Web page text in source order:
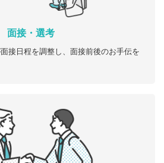
面接・選考
接日程を調整し、面接前後のお手伝を